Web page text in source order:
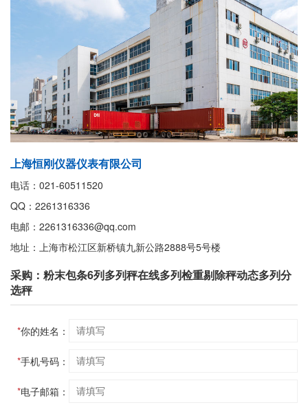
上海恒刚仪器仪表有限公司
电话：021-60511520
QQ：2261316336
电邮：2261316336@qq.com
地址：上海市松江区新桥镇九新公路2888号5号楼
采购：粉末包条6列多列秤在线多列检重剔除秤动态多列分
选秤
*你的姓名：
*手机号码：
*电子邮箱：